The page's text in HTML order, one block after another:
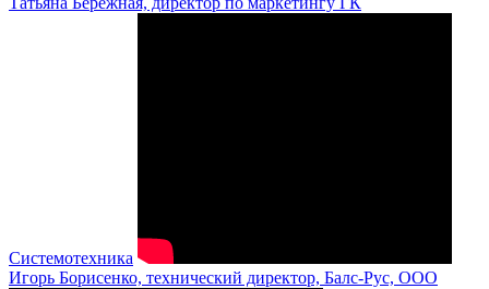
Системотехника
Игорь Борисенко, технический директор, Балс-Рус, ООО